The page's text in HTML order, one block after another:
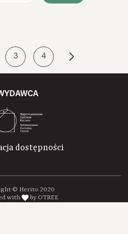
3 4
dostępności
© Herito 2020
with
by OTREE